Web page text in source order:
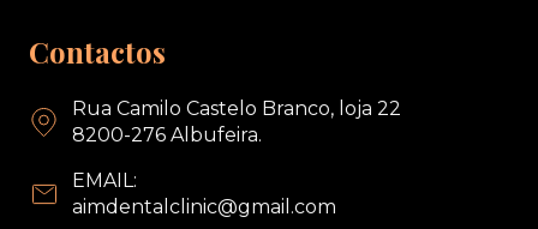
Contactos
Rua Camilo Castelo Branco, loja 22
8200-276 Albufeira.
EMAIL:
aimdentalclinic@gmail.com